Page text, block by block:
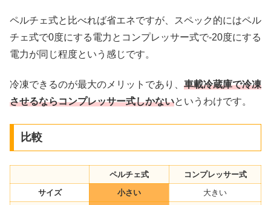
ペルチェ式と比べれば省エネですが、スペック的にはペル
チェ式で0度にする電力とコンプレッサー式で-20度にする
電力が同じ程度という感じです。
冷凍できるのが最大のメリットであり、 車載冷蔵庫で冷凍
させるならコンプレッサー式しかないというわけです。
比較
ペルチェ式
コンプレッサー式
サイズ
小さい
大きい